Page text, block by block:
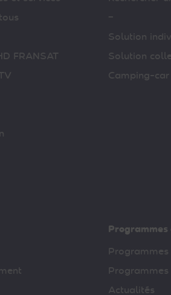
FRANSAT
–
Solution
Solution
Camping-
Programmes
Programmes
Programmes
Actualités